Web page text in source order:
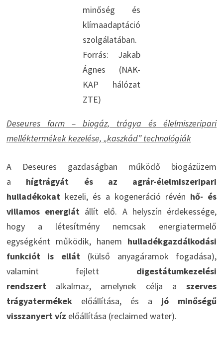
minőség és
klímaadaptáció
szolgálatában.
Forrás: Jakab
Ágnes (NAK-
KAP hálózat
ZTE)
Deseures farm – biogáz, trágya és élelmiszeripari
melléktermékek kezelése, „kaszkád” technológiák
A Deseures gazdaságban működő biogázüzem
a hígtrágyát és az agrár-élelmiszeripari
hulladékokatkezeli, és a kogeneráció révén hő- és
villamos energiát állít elő. A helyszín érdekessége,
hogy a létesítmény nemcsak energiatermelő
egységként működik, hanem hulladékgazdálkodási
funkciót is ellát (külső anyagáramok fogadása),
valamint fejlett digestátumkezelési
rendszertalkalmaz, amelynek célja aszerves
trágyatermékekelőállítása, és a jó minőségű
visszanyert víz előállítása (reclaimed water).